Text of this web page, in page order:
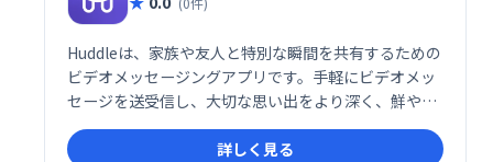
Huddleは、家族や友人と特別な瞬間を共有するための
ビデオメッセージングアプリです。手軽にビデオメッ
セージを送受信し、大切な思い出をより深く、鮮やか
に共有できます。 思い出を繋ぎ、大切な人とより緊密
な関係を築きましょう。詳しく見る